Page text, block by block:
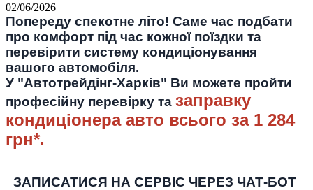
02/06/2026
Попереду спекотне літо! Саме час подбати
про комфорт під час кожної поїздки та
перевірити систему кондиціонування
вашого автомобіля.
У "Автотрейдінг-Харків" Ви можете пройти
професійну перевірку та заправку
кондиціонера авто всього за 1 284
грн*.
ЗАПИСАТИСЯ НА СЕРВІС ЧЕРЕЗ ЧАТ-БОТ